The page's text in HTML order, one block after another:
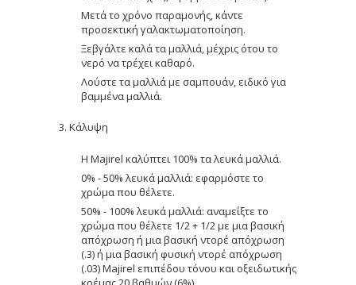
Μετά το χρόνο παραμονής, κάντε
προσεκτική γαλακτωματοποίηση.
Ξεβγάλτε καλά τα μαλλιά, μέχρις ότου το
νερό να τρέχει καθαρό.
Λούστε τα μαλλιά με σαμπουάν, ειδικό για
βαμμένα μαλλιά.
3. Κάλυψη
Η Majirel καλύπτει 100% τα λευκά μαλλιά.
0% - 50% λευκά μαλλιά: εφαρμόστε το
χρώμα που θέλετε.
50% - 100% λευκά μαλλιά: αναμείξτε το
χρώμα που θέλετε 1/2 + 1/2 με μια βασική
απόχρωση ή μια βασική ντορέ απόχρωση
(.3) ή μια βασική φυσική ντορέ απόχρωση
(.03) Majirel επιπέδου τόνου και οξειδωτικής